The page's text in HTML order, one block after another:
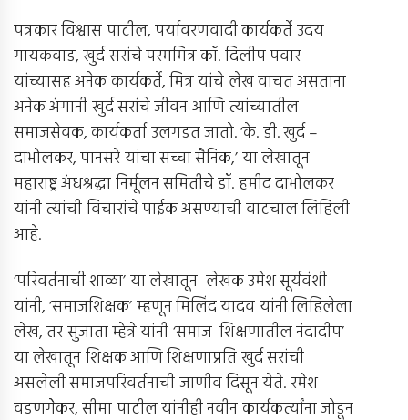
पत्रकार विश्वास पाटील, पर्यावरणवादी कार्यकर्ते उदय
गायकवाड, खुर्द सरांचे परममित्र कॉ. दिलीप पवार
यांच्यासह अनेक कार्यकर्ते, मित्र यांचे लेख वाचत असताना
अनेक अंगानी खुर्द सरांचे जीवन आणि त्यांच्यातील
समाजसेवक, कार्यकर्ता उलगडत जातो. ‘के. डी. खुर्द –
दाभोलकर, पानसरे यांचा सच्चा सैनिक,’ या लेखातून
महाराष्ट्र अंधश्रद्धा निर्मूलन समितीचे डॉ. हमीद दाभोलकर
यांनी त्यांची विचारांचे पाईक असण्याची वाटचाल लिहिली
आहे.
‘परिवर्तनाची शाळा’ या लेखातून लेखक उमेश सूर्यवंशी
यांनी, ‘समाजशिक्षक’ म्हणून मिलिंद यादव यांनी लिहिलेला
लेख, तर सुजाता म्हेत्रे यांनी ‘समाज शिक्षणातील नंदादीप’
या लेखातून शिक्षक आणि शिक्षणाप्रति खुर्द सरांची
असलेली समाजपरिवर्तनाची जाणीव दिसून येते. रमेश
वडणगेेकर, सीमा पाटील यांनीही नवीन कार्यकर्त्यांना जोडून